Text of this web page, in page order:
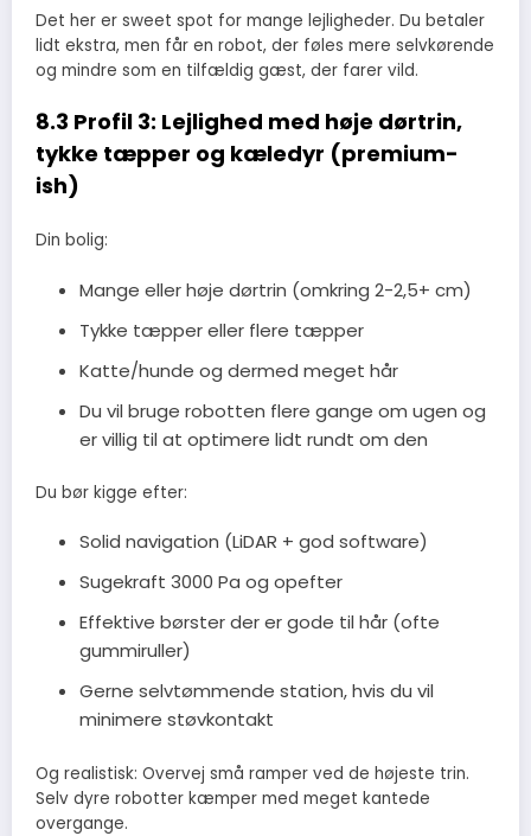
Det her er sweet spot for mange lejligheder. Du betaler
lidt ekstra, men får en robot, der føles mere selvkørende
og mindre som en tilfældig gæst, der farer vild.
8.3 Profil 3: Lejlighed med høje dørtrin,
tykke tæpper og kæledyr (premium-
ish)
Din bolig:
Mange eller høje dørtrin (omkring 2-2,5+ cm)
Tykke tæpper eller flere tæpper
Katte/hunde og dermed meget hår
Du vil bruge robotten flere gange om ugen og
er villig til at optimere lidt rundt om den
Du bør kigge efter:
Solid navigation (LiDAR + god software)
Sugekraft 3000 Pa og opefter
Effektive børster der er gode til hår (ofte
gummiruller)
Gerne selvtømmende station, hvis du vil
minimere støvkontakt
Og realistisk: Overvej små ramper ved de højeste trin.
Selv dyre robotter kæmper med meget kantede
overgange.